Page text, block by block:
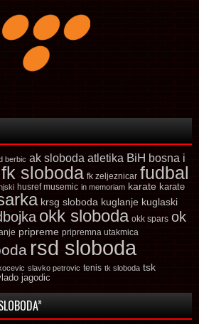
berbic ak sloboda atletika BiH bosna i
fk sloboda fk zeljeznicar fudbal
husref musemic in memoriam karate karate
krsg sloboda kuglanje kuglaski
okk sloboda okk spars ok
pripreme pripremna utakmica
rsd sloboda
slavko petrovic tenis tk sloboda tsk
jagodic